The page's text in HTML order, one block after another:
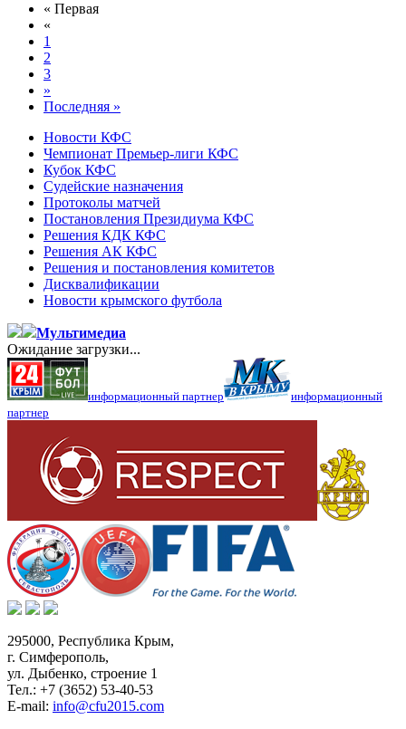
« Первая
«
1
2
3
»
Последняя »
Новости КФС
Чемпионат Премьер-лиги КФС
Кубок КФС
Судейские назначения
Протоколы матчей
Постановления Президиума КФС
Решения КДК КФС
Решения АК КФС
Решения и постановления комитетов
Дисквалификации
Новости крымского футбола
Мультимедиа
Ожидание загрузки...
информационный партнер
информационный
партнер
295000, Республика Крым,
г. Симферополь,
ул. Дыбенко, строение 1
Тел.: +7 (3652) 53-40-53
E-mail: info@cfu2015.com